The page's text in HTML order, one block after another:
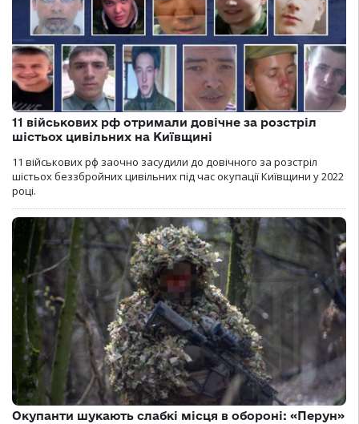
11 військових рф отримали довічне за розстріл
шістьох цивільних на Київщині
11 військових рф заочно засудили до довічного за розстріл
шістьох беззбройних цивільних під час окупації Київщини у 2022
році.
Окупанти шукають слабкі місця в обороні: «Перун»